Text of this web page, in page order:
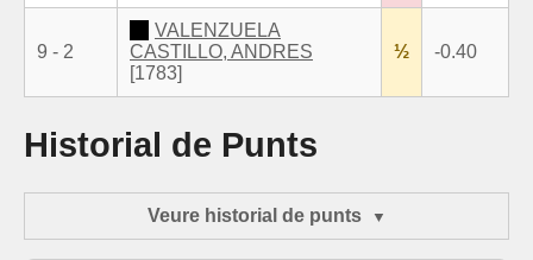
9 - 2
VALENZUELA
CASTILLO, ANDRES
[1783]
½ -0.40
Historial de Punts
Veure historial de punts